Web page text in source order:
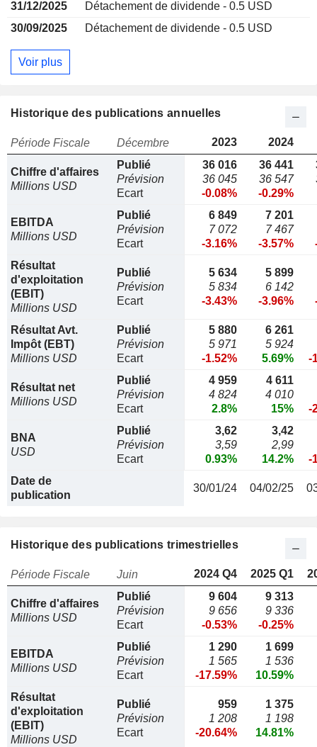
31/12/2025
Détachement de dividende - 0.5 USD
30/09/2025
Détachement de dividende - 0.5 USD
Voir plus
Historique des publications annuelles
Période Fiscale Décembre 2023 2024
Chiffre d'affaires
Millions USD
Publié
Prévision
Ecart
36 016
36 045
-0.08%
36 441
36 547
-0.29%
EBITDA
Millions USD
Publié
Prévision
Ecart
6 849
7 072
-3.16%
7 201
7 467
-3.57%
Résultat
d'exploitation
(EBIT)
Millions USD
Publié
Prévision
Ecart
5 634
5 834
-3.43%
5 899
6 142
-3.96%
Résultat Avt.
Impôt (EBT)
Millions USD
Publié
Prévision
Ecart
5 880
5 971
-1.52%
6 261
5 924
5.69%
-
Résultat net
Millions USD
Publié
Prévision
Ecart
4 959
4 824
2.8%
4 611
4 010
15%
-
BNA
USD
Publié
Prévision
Ecart
3,62
3,59
0.93%
3,42
2,99
14.2%
-
Date de
publication
30/01/24 04/02/25
Historique des publications trimestrielles
Période Fiscale Juin 2024 Q4 2025 Q1
Chiffre d'affaires
Millions USD
Publié
Prévision
Ecart
9 604
9 656
-0.53%
9 313
9 336
-0.25%
EBITDA
Millions USD
Publié
Prévision
Ecart
1 290
1 565
-17.59%
1 699
1 536
10.59%
Résultat
d'exploitation
(EBIT)
Millions USD
Publié
Prévision
Ecart
959
1 208
-20.64%
1 375
1 198
14.81%